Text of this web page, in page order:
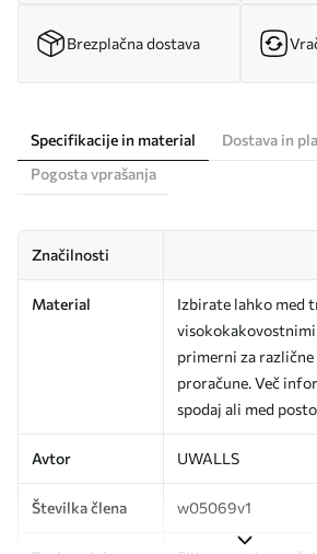
Brezplačna dostava
Specifikacije in material
Dostava in
Pogosta vprašanja
Značilnosti
Material
Izbirate lahko med
primerni za
proračune. Več
spodaj ali med
Avtor UWALLS
Številka člena w05069v1